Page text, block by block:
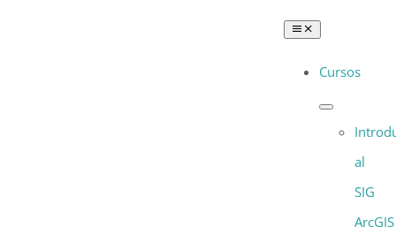
Toggle
Navigation
Cursos
al
SIG
ArcGIS